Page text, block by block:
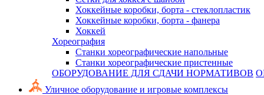
Хоккейные коробки, борта - стеклопластик
Хоккейные коробки, борта - фанера
Хоккей
Хореография
Станки хореографические напольные
Станки хореографические пристенные
ОБОРУДОВАНИЕ ДЛЯ СДАЧИ НОРМАТИВОВ
Уличное оборудование и игровые комплексы